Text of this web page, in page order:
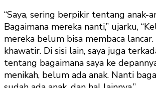
“Saya, sering berpikir tentang anak-
Bagaimana mereka nanti,” ujarku,
mereka belum bisa membaca lancar.
khawatir. Di sisi lain, saya juga
tentang bagaimana saya ke
menikah, belum ada anak. Nanti